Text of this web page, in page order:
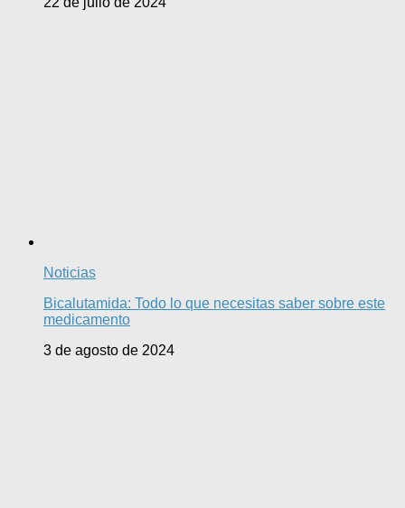
Noticias
Bicalutamida: Todo lo que necesitas saber sobre este
medicamento
3 de agosto de 2024